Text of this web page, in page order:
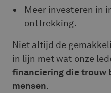
Meer investeren in
onttrekking.
Niet altijd de
in lijn met wat onze
financiering die trouw
mensen.